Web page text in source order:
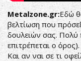
Metalzone.gr:Εδώ
βελτίωση που
δουλειών σας. Πολύ
επιτρέπεται ο
Και αν ναι σε τι